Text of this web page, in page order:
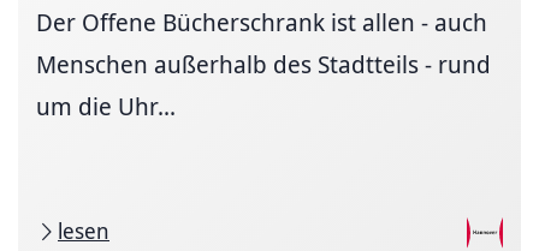
Der Offene Bücherschrank ist allen - auch
Menschen außerhalb des Stadtteils - rund
um die Uhr...
lesen